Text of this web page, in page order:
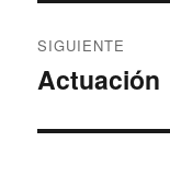
SIGUIENTE
Entrada
Actuación